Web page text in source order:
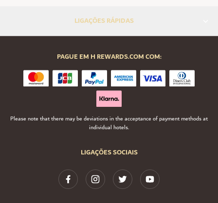
LIGAÇÕES RÁPIDAS
LIGAÇÕES SOCIAIS
PAGUE EM H REWARDS.COM COM:
Please note that there may be deviations in the acceptance of payment methods at
individual hotels.